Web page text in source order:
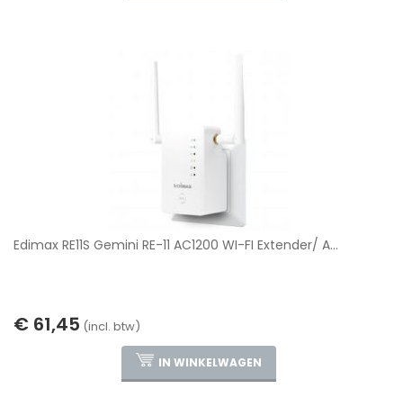
Edimax RE11S Gemini RE-11 AC1200 WI-FI Extender/ A...
€ 61,45 (incl. btw)
IN WINKELWAGEN